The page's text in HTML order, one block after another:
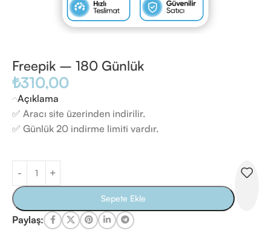
Freepik – 180 Günlük
₺310,00
Açıklama
✅ Aracı site üzerinden indirilir.
✅ Günlük 20 indirme limiti vardır.
Sepete Ekle
Paylaş: